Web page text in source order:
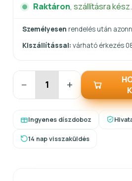
Raktáron, szállításra
Személyesen rendelés után
Kiszállítással: várható érkezés
− +
Ingyenes díszdoboz
14 nap visszaküldés